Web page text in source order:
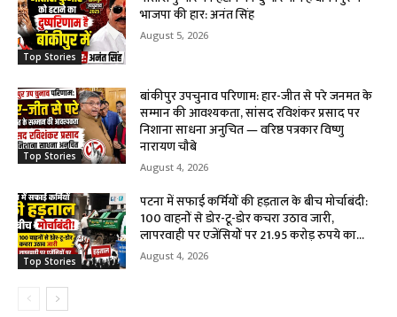
Top Stories
भाजपा की हार: अनंत सिंह
August 5, 2026
Top Stories
बांकीपुर उपचुनाव परिणाम: हार-जीत से परे जनमत के
सम्मान की आवश्यकता, सांसद रविशंकर प्रसाद पर
निशाना साधना अनुचित — वरिष्ठ पत्रकार विष्णु
नारायण चौबे
August 4, 2026
Top Stories
पटना में सफाई कर्मियों की हड़ताल के बीच मोर्चाबंदी:
100 वाहनों से डोर-टू-डोर कचरा उठाव जारी,
लापरवाही पर एजेंसियों पर 21.95 करोड़ रुपये का...
August 4, 2026